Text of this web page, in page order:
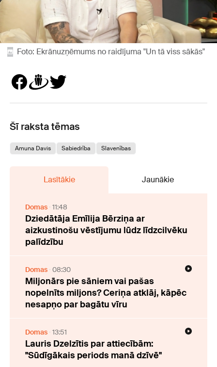
Foto: Ekrānuzņēmums no raidījuma "Un tā viss sākās"
Šī raksta tēmas
Amuna Davis Sabiedrība Slavenības
Lasītākie Jaunākie
Domas 11:48
Dziedātāja Emīlija Bērziņa ar
aizkustinošu vēstījumu lūdz līdzcilvēku
palīdzību
Domas 08:30
Miljonārs pie sāniem vai pašas
nopelnīts miljons? Ceriņa atklāj, kāpēc
nesapņo par bagātu vīru
Domas 13:51
Lauris Dzelzītis par attiecībām:
"Sūdīgākais periods manā dzīvē"